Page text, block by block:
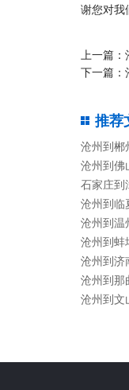
谢您对我
上一篇：
下一篇：
推荐
沧州到
沧州到佛
石家庄到
沧州到临
沧州到
沧州到
沧州到济
沧州到那
沧州到文